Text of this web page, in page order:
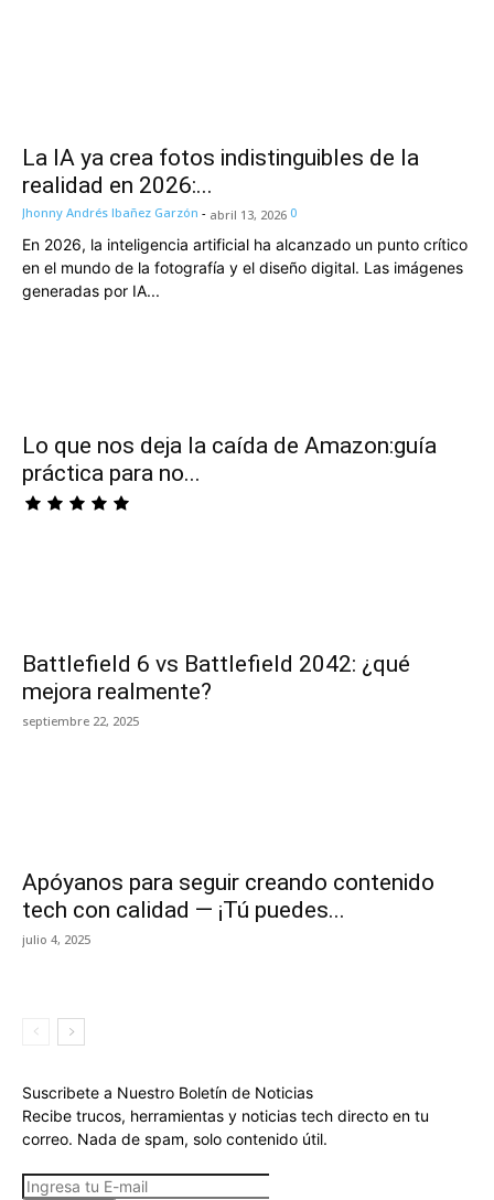
La IA ya crea fotos indistinguibles de la
realidad en 2026:...
Jhonny Andrés Ibañez Garzón - abril 13, 2026 0
En 2026, la inteligencia artificial ha alcanzado un punto crítico
en el mundo de la fotografía y el diseño digital. Las imágenes
generadas por IA...
Lo que nos deja la caída de Amazon:guía
práctica para no...
Battlefield 6 vs Battlefield 2042: ¿qué
mejora realmente?
septiembre 22, 2025
Apóyanos para seguir creando contenido
tech con calidad — ¡Tú puedes...
julio 4, 2025
Suscribete a Nuestro Boletín de Noticias
Recibe trucos, herramientas y noticias tech directo en tu
correo. Nada de spam, solo contenido útil.